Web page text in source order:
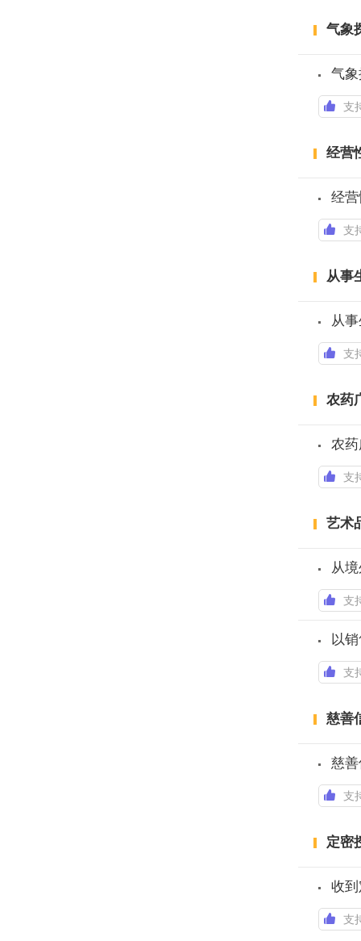
气象
气
支
经营
经
支
从事
从
支
农药
农
支
艺术
从
支
以
支
慈善
慈
支
定密
收
支